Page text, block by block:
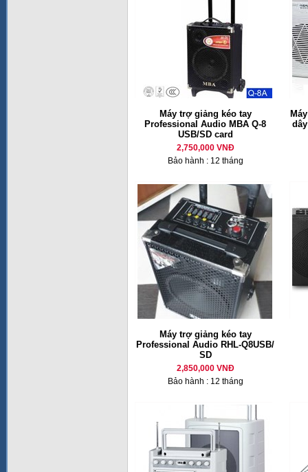
Máy trợ giảng kéo tay
Professional Audio MBA Q-8
USB/SD card
2,750,000 VNĐ
Bảo hành : 12 tháng
Máy trợ giảng kéo tay
Professional Audio RHL-Q8USB/
SD
2,850,000 VNĐ
Bảo hành : 12 tháng